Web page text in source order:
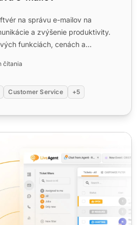
na správu e-mailov na
a zvýšenie produktivity.
funkciách, cenách a
čítania
Customer Service +5